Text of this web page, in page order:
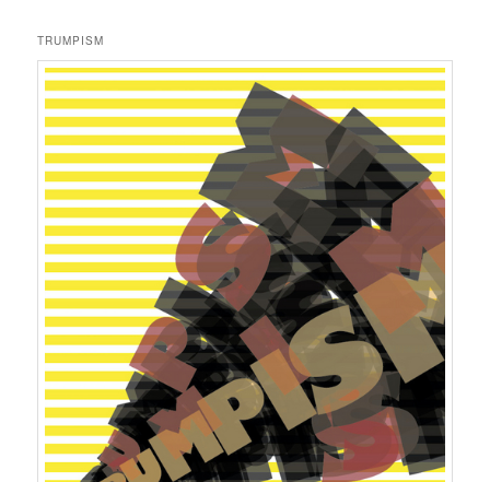
TRUMPISM